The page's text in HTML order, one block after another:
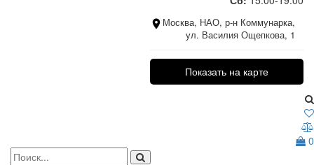
Москва, НАО, р-н Коммунарка,
ул. Василия Ощепкова, 1
Показать на карте
0